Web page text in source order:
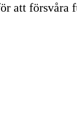
att försvåra